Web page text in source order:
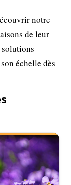
notre
de leur
échelle dès